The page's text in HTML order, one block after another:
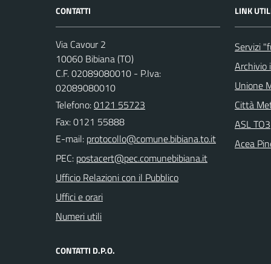
CONTATTI
Via Cavour 2
10060 Bibiana (TO)
C.F. 02089080010 - P.Iva:
02089080010
Telefono:0121 55723
Fax: 0121 55888
E-mail:
PEC:
Ufficio Relazioni con il Pubblico
Uffici e orari
Numeri utili
CONTATTI D.P.O.
LINK
Servizi
Archivio
Unione
Città
ASL TO3
Acea